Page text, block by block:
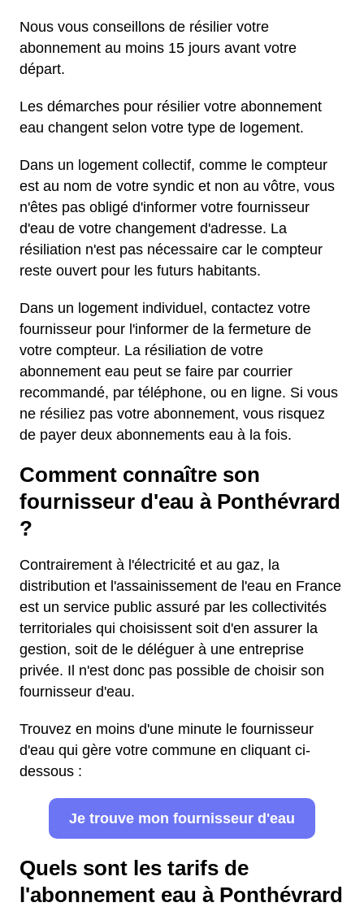
Nous vous conseillons de résilier votre
abonnement au moins 15 jours avant votre
départ.
Les démarches pour résilier votre abonnement
eau changent selon votre type de logement.
Dans un logement collectif, comme le compteur
est au nom de votre syndic et non au vôtre, vous
n'êtes pas obligé d'informer votre fournisseur
d'eau de votre changement d'adresse. La
résiliation n'est pas nécessaire car le compteur
reste ouvert pour les futurs habitants.
Dans un logement individuel, contactez votre
fournisseur pour l'informer de la fermeture de
votre compteur. La résiliation de votre
abonnement eau peut se faire par courrier
recommandé, par téléphone, ou en ligne. Si vous
ne résiliez pas votre abonnement, vous risquez
de payer deux abonnements eau à la fois.
Comment connaître son
fournisseur d'eau à Ponthévrard
?
Contrairement à l'électricité et au gaz, la
distribution et l'assainissement de l'eau en France
est un service public assuré par les collectivités
territoriales qui choisissent soit d'en assurer la
gestion, soit de le déléguer à une entreprise
privée. Il n'est donc pas possible de choisir son
fournisseur d'eau.
Trouvez en moins d'une minute le fournisseur
d'eau qui gère votre commune en cliquant ci-
dessous :
Je trouve mon fournisseur d'eau
Quels sont les tarifs de
l'abonnement eau à Ponthévrard